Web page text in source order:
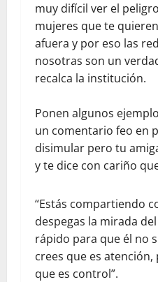
muy difícil ver el
mujeres que te
afuera y por eso las
nosotras son un
recalca la institución.
Ponen algunos
un comentario feo en
disimular pero tu
y te dice con cariño
“Estás compartiendo
despegas la mirada
rápido para que él no
crees que es
que es control”.